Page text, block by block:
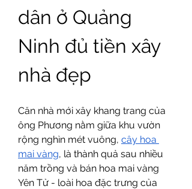
dân ở Quảng
Ninh đủ tiền xây
nhà đẹp
Căn nhà mới xây khang trang của
ông Phương nằm giữa khu vườn
rộng nghìn mét vuông, cây hoa
mai vàng, là thành quả sau nhiều
năm trồng và bán hoa mai vàng
Yên Tử - loài hoa đặc trưng của